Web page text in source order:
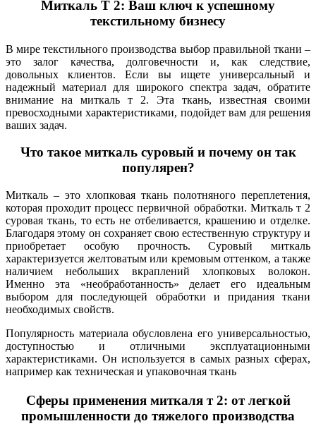
Миткаль Т 2: Ваш ключ к успешному
текстильному бизнесу
В мире текстильного производства выбор правильной ткани –
это залог качества, долговечности и, как следствие,
довольных клиентов. Если вы ищете универсальный и
надежный материал для широкого спектра задач, обратите
внимание на миткаль т 2. Эта ткань, известная своими
превосходными характеристиками, подойдет вам для решения
ваших задач.
Что такое миткаль суровый и почему он так
популярен?
Миткаль – это хлопковая ткань полотняного переплетения,
которая проходит процесс первичной обработки. Миткаль т 2
суровая ткань, то есть не отбеливается, крашению и отделке.
Благодаря этому он сохраняет свою естественную структуру и
приобретает особую прочность. Суровый миткаль
характеризуется желтоватым или кремовым оттенком, а также
наличием небольших вкраплений хлопковых волокон.
Именно эта «необработанность» делает его идеальным
выбором для последующей обработки и придания ткани
необходимых свойств.
Популярность материала обусловлена его универсальностью,
доступностью и отличными эксплуатационными
характеристиками. Он используется в самых разных сферах,
например как техническая и упаковочная ткань
Сферы применения миткаля т 2: от легкой
промышленности до тяжелого производства